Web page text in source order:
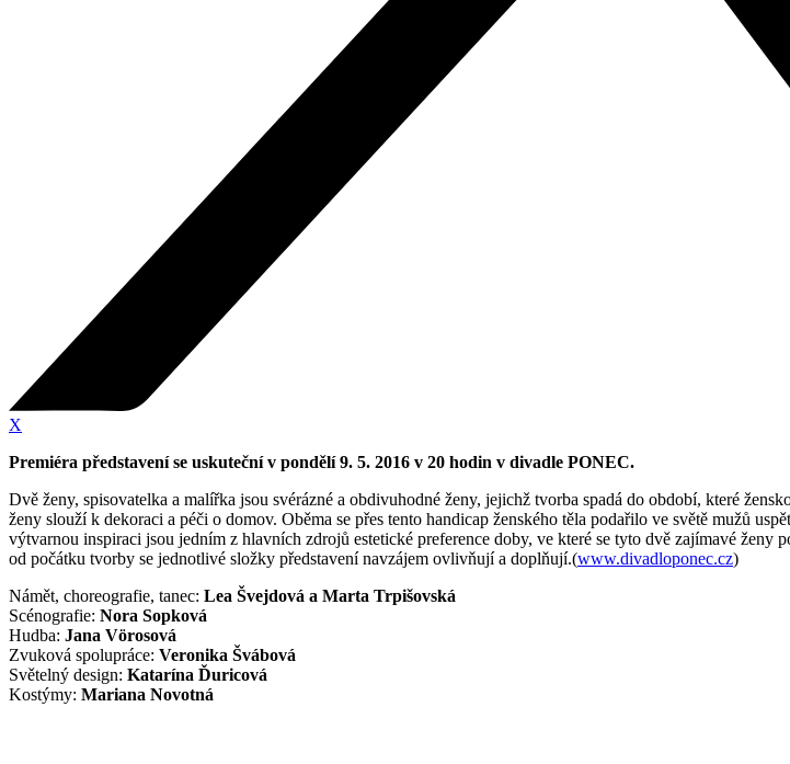
X
Premiéra představení se uskuteční v pondělí 9. 5. 2016 v 20 hodin v divadle PONEC.
Dvě ženy, spisovatelka a malířka jsou svérázné a obdivuhodné ženy, jejichž tvorba spadá do období, které
ženy slouží k dekoraci a péči o domov. Oběma se přes tento handicap ženského těla podařilo ve světě mužů
výtvarnou inspiraci jsou jedním z hlavních zdrojů estetické preference doby, ve které se tyto dvě zajímavé
od počátku tvorby se jednotlivé složky představení navzájem ovlivňují a doplňují.(www.divadloponec.cz)
Námět, choreografie, tanec: Lea Švejdová a Marta Trpišovská
Scénografie: Nora Sopková
Hudba: Jana Vörosová
Zvuková spolupráce: Veronika Švábová
Světelný design: Katarína Ďuricová
Kostýmy: Mariana Novotná